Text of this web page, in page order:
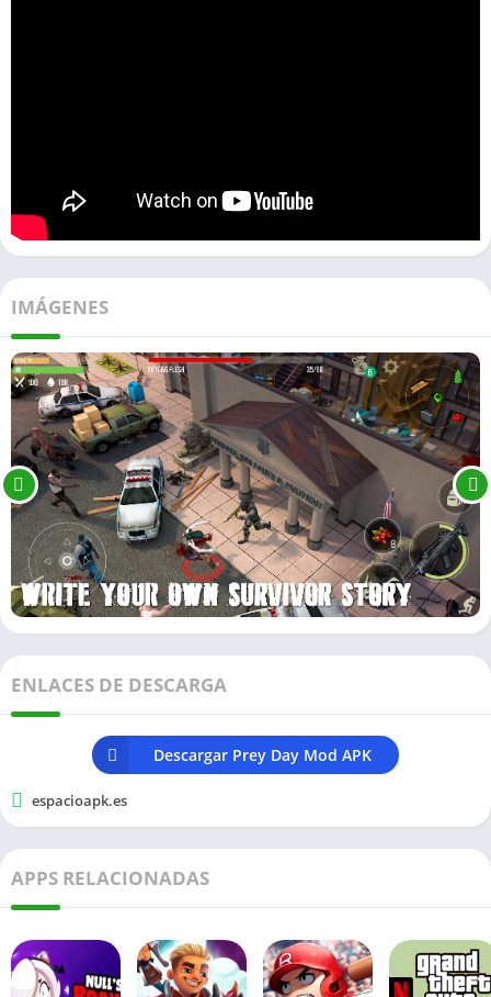
IMÁGENES
ENLACES DE DESCARGA
Descargar Prey Day Mod APK
espacioapk.es
APPS RELACIONADAS